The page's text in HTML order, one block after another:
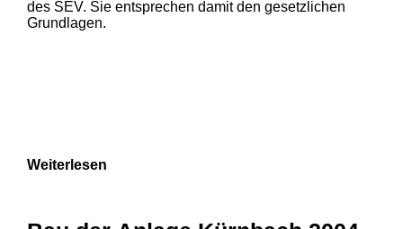
des SEV. Sie entsprechen damit den gesetzlichen
Grundlagen.
Weiterlesen